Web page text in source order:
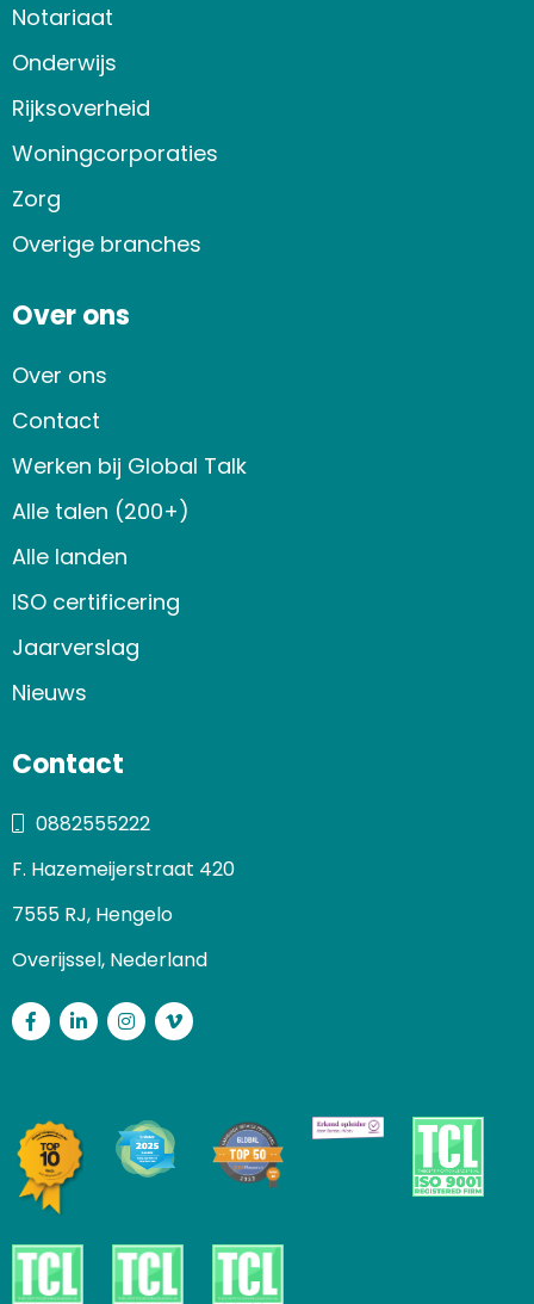
Notariaat
Onderwijs
Rijksoverheid
Woningcorporaties
Zorg
Overige branches
Over ons
Over ons
Contact
Werken bij Global Talk
Alle talen (200+)
Alle landen
ISO certificering
Jaarverslag
Nieuws
Contact
0882555222
F. Hazemeijerstraat 420
7555 RJ, Hengelo
Overijssel, Nederland
Facebook
LinkedInInstagram
Vimeo